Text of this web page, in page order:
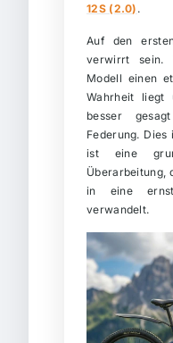
12S (2.0) .
Auf den
verwirrt sein.
Modell einen
Wahrheit
besser
Federung.
ist eine
Überarbeitung,
in eine
verwandelt.